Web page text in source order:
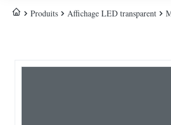
Produits Affichage LED transparent